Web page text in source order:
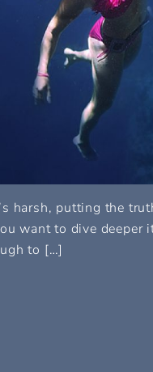
harsh, putting the
want to dive
to […]